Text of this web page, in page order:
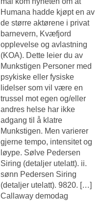
Humana hadde kjøpt en av
de større aktørene i privat
barnevern, Kvæfjord
opplevelse og avlastning
(KOA). Dette leier du av
Munkstigen Personer med
psykiske eller fysiske
lidelser som vil være en
trussel mot egen og/eller
andres helse har ikke
adgang til å klatre
Munkstigen. Men varierer
gjerne tempo, intensitet og
løype. Sølve Pedersen
Siring (detaljer utelatt). ii.
sønn Pedersen Siring
(detaljer utelatt). 9820. […]
Callaway demodag